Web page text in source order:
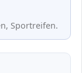
Sportreifen.